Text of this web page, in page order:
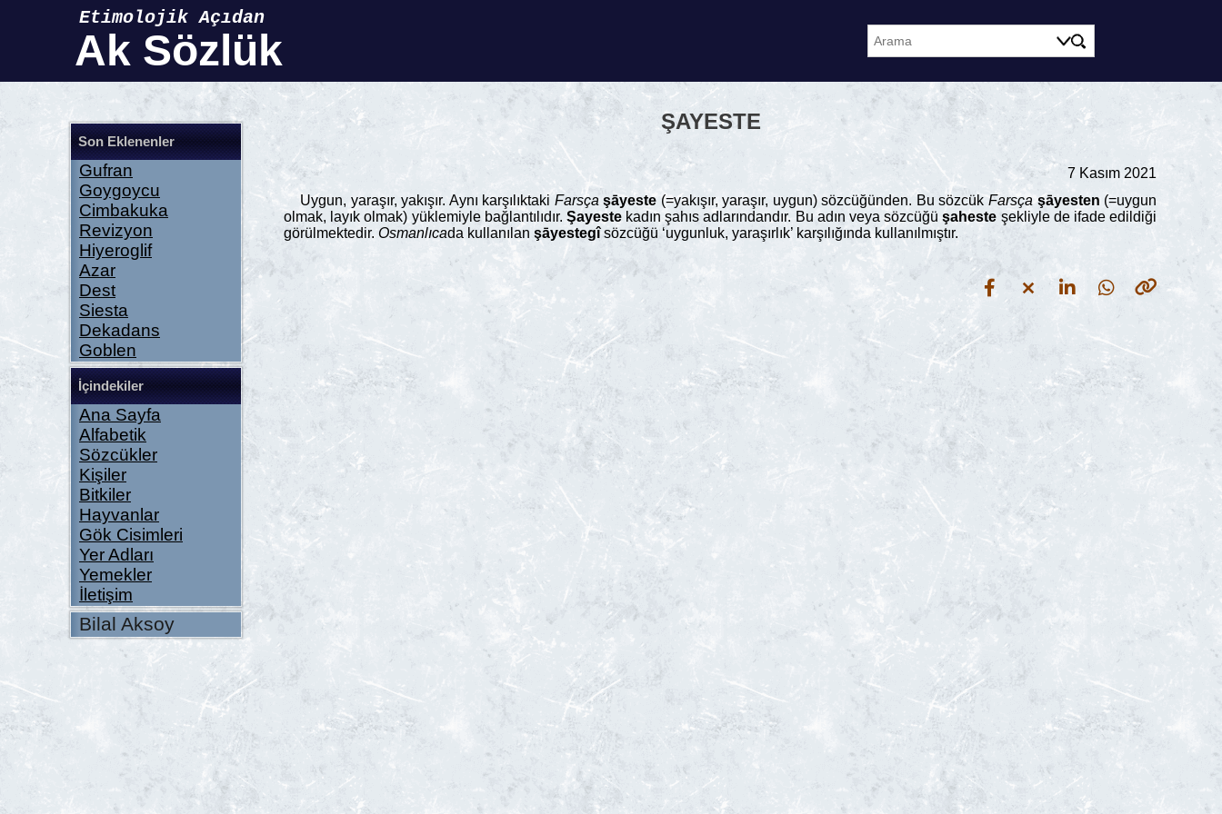
Ak Sözlük
Etimolojik Açıdan
Son Eklenenler
Gufran
Goygoycu
Cimbakuka
Revizyon
Hiyeroglif
Azar
Dest
Siesta
Dekadans
Goblen
İçindekiler
Ana Sayfa
Alfabetik
Sözcükler
Kişiler
Bitkiler
Hayvanlar
Gök Cisimleri
Yer Adları
Yemekler
İletişim
Bilal Aksoy
ŞAYESTE
7 Kasım 2021
Uygun, yaraşır, yakışır. Aynı karşılıktaki Farsça şāyeste (=yakışır, yaraşır, uygun) sözcüğünden. Bu sözcükFarsça şāyesten (=uygun
olmak, layık olmak) yüklemiyle bağlantılıdır. Şayestekadın şahıs adlarındandır. Bu adın veya sözcüğüşaheste şekliyle de ifade edildiği
görülmektedir. Osmanlıcada kullanılan şāyestegîsözcüğü ‘uygunluk, yaraşırlık’ karşılığında kullanılmıştır.